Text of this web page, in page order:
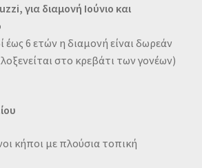
για διαμονή Ιούνιο και
έως 6 ετών η διαμονή είναι δωρεάν
στο κρεβάτι των γονέων)
κήποι με πλούσια τοπική